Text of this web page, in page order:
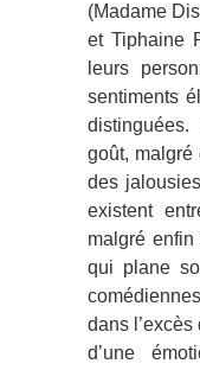
(Madame
et Tiphaine
leurs
sentiments
goût, malgré
des
existent
malgré
qui plane
dans l’excès
d’une